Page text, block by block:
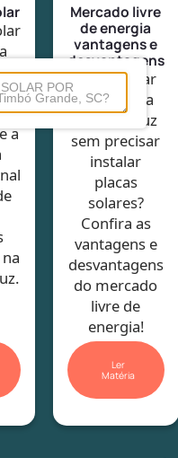
a
Mercado livre
de energia
vantagens e
desvantagens
Economizar
até 40% na
conta de luz
sem precisar
instalar
placas
solares?
Confira as
vantagens e
desvantagens
do mercado
livre de
energia!
Ler
Matéria